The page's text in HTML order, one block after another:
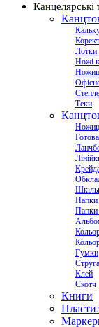
Канцелярські
Лотки
Ножі
Теки
Папки
Гумки
Клей
Скотч
Книги